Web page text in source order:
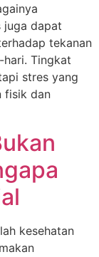
juga dapat
tekanan
hari. Tingkat
stres yang
fisik dan
kesehatan